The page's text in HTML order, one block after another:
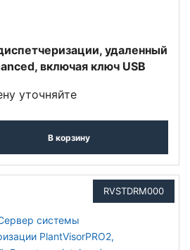
удаленный
включая ключ USB
уточняйте
В корзину
RVSTDRM000